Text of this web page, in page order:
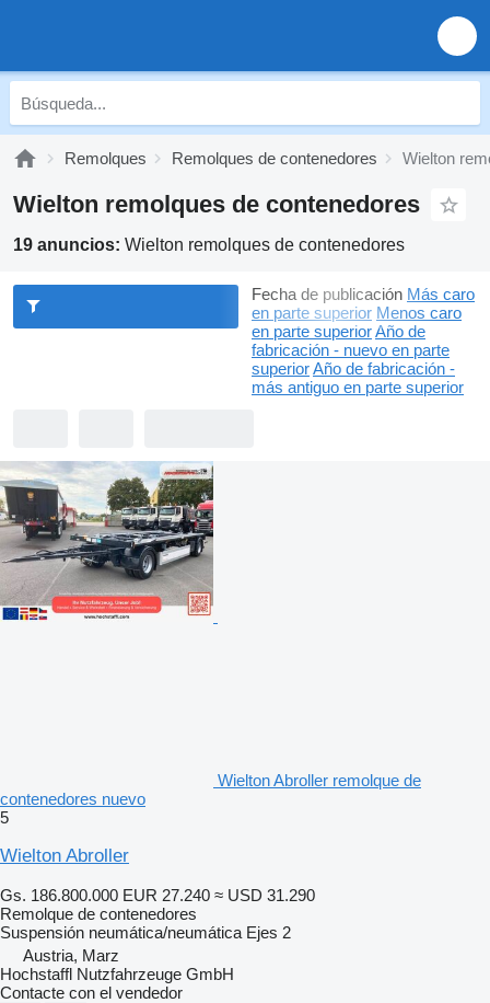
Remolques Remolques de contenedores Wielton
Wielton remolques de contenedores
19 anuncios: Wielton remolques de contenedores
Fecha de publicación Más caro
en parte superior Menos caro
en parte superiorAño de
fabricación - nuevo en parte
superiorAño de fabricación -
más antiguo en parte superior
Wielton Abroller remolque de
contenedores nuevo
5
Wielton Abroller
Gs. 186.800.000 EUR 27.240 ≈ USD 31.290
Remolque de contenedores
Suspensión neumática/neumática Ejes 2
Austria, Marz
Hochstaffl Nutzfahrzeuge GmbH
Contacte con el vendedor